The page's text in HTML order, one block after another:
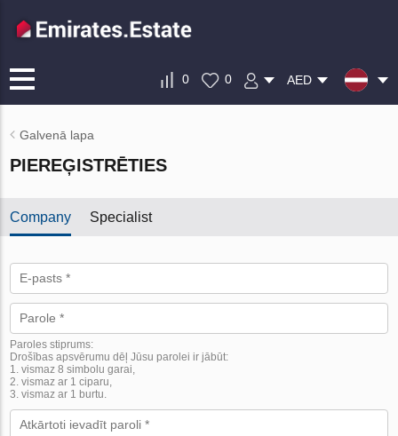
0 0 AED
Galvenā lapa
PIEREĢISTRĒTIES
Company Specialist
Paroles stiprums:
Drošības apsvērumu dēļ Jūsu parolei ir jābūt:
1. vismaz 8 simbolu garai,
2. vismaz ar 1 ciparu,
3. vismaz ar 1 burtu.